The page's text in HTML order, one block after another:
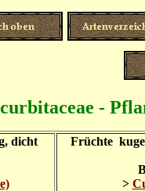
-
dicht
Früchte
>